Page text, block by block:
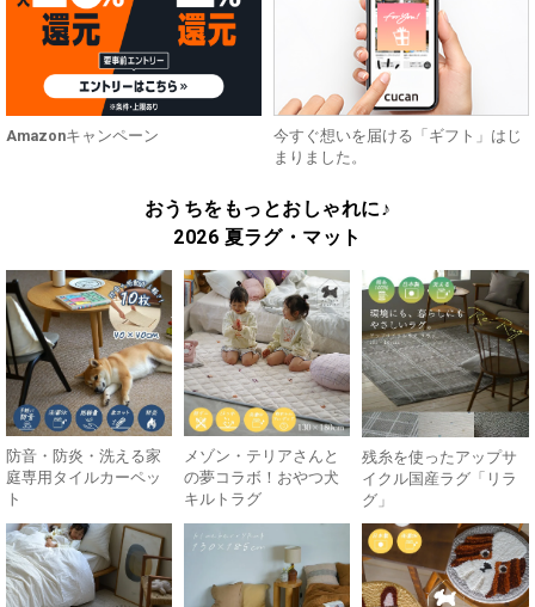
Amazonキャンペーン
今すぐ想いを届ける「ギフト」はじ
まりました。
おうちをもっとおしゃれに♪
2026 夏ラグ・マット
防音・防炎・洗える家
庭専用タイルカーペッ
ト
メゾン・テリアさんと
の夢コラボ！おやつ犬
キルトラグ
残糸を使ったアップサ
イクル国産ラグ「リラ
グ」